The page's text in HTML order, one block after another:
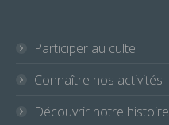
Participer au culte
Connaître nos activités
Découvrir notre histoire